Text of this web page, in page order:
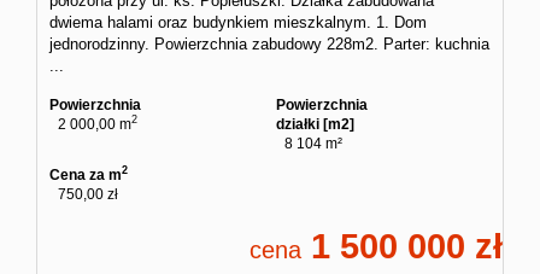
dwiema halami oraz budynkiem mieszkalnym. 1. Dom
jednorodzinny. Powierzchnia zabudowy 228m2. Parter: kuchnia
Powierzchnia
2 000,00 m2
Powierzchnia
działki [m2]
8 104 m²
Cena za m2
750,00 zł
cena 1 500 000